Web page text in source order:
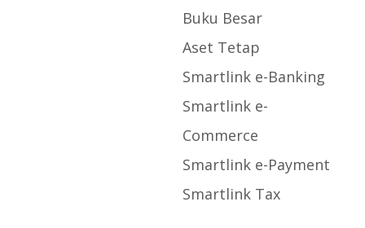
Buku Besar
Aset Tetap
Smartlink e-Banking
Smartlink e-
Commerce
Smartlink e-Payment
Smartlink Tax